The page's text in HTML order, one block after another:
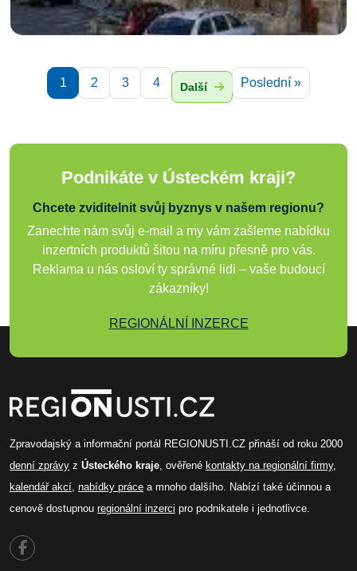
1 2 3 4 Další Poslední »
Podnikáte v Ústeckém kraji?
Chcete zviditelnit svůj byznys v našem regionu?
Zanechte nám svůj e-mail a my vám zašleme nabídku
inzertních produktů šitou na míru přesně pro vás.
Reklama u nás osloví ty správné lidi – vaše budoucí
zákazníky!
REGIONÁLNÍ INZERCE
Zpravodajský a informační portál REGIONUSTI.CZ přináší od roku 2000
denní zprávy z Ústeckého kraje, ověřené kontakty na regionální firmy,
kalendář akcí, nabídky práce a mnoho dalšího. Nabízí také účinnou a
cenově dostupnou regionální inzerci pro podnikatele i jednotlivce.